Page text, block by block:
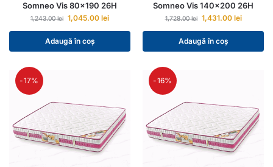
Somneo Vis 80×190 26H
1,243.00lei 1,045.00 lei
Adaugă în coș
Somneo Vis 140×200 26H
1,728.00lei 1,431.00 lei
Adaugă în coș
-17% -16%